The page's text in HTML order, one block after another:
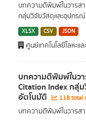
บทความตีพิมพ์ในวารส
กลุ่มวิจัยวัสดุและอุปกร
XLSX CSV JSON
ศูนย์เทคโนโลยีโลหะแ
บทความตีพิมพ์ในว
Citation Index กลุ่
อัตโนมัติ 118 total
บทความตีพิมพ์ในวารส